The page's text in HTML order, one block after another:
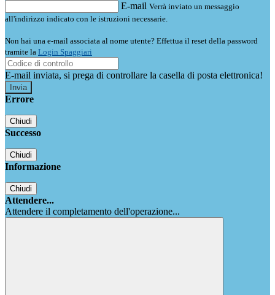
E-mail Verrà inviato un messaggio
all'indirizzo indicato con le istruzioni necessarie.
Non hai una e-mail associata al nome utente? Effettua il reset della password
tramite la Login Spaggiari
E-mail inviata, si prega di controllare la casella di posta elettronica!
Errore
Chiudi
Successo
Chiudi
Informazione
Chiudi
Attendere...
Attendere il completamento dell'operazione...